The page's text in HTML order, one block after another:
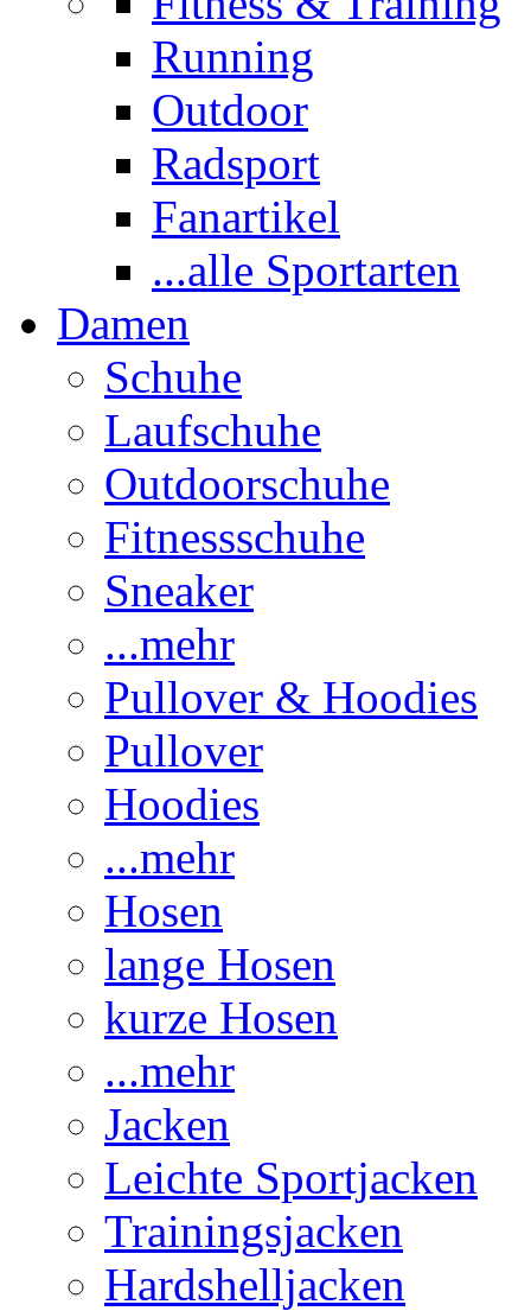
Running
Outdoor
Radsport
Fanartikel
...alle Sportarten
Damen
Schuhe
Laufschuhe
Outdoorschuhe
Fitnessschuhe
Sneaker
...mehr
Pullover & Hoodies
Pullover
Hoodies
...mehr
Hosen
lange Hosen
kurze Hosen
...mehr
Jacken
Leichte Sportjacken
Trainingsjacken
Hardshelljacken